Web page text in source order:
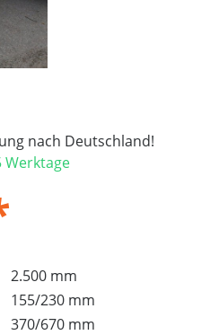
nach Deutschland!
Werktage
2.500 mm
155/230 mm
370/670 mm